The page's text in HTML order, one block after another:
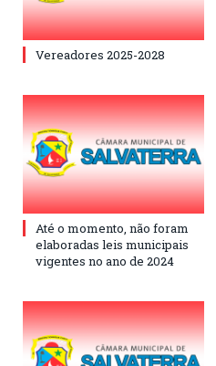
Vereadores 2025-2028
Até o momento, não foram
elaboradas leis municipais
vigentes no ano de 2024